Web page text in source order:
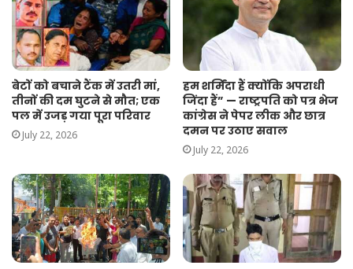
बेटों को बचाने टैंक में उतरी मां,
तीनों की दम घुटने से मौत; एक
पल में उजड़ गया पूरा परिवार
July 22, 2026
हम शर्मिंदा हैं क्योंकि अपराधी
जिंदा हैं” — राष्ट्रपति को पत्र भेज
कांग्रेस ने पेपर लीक और छात्र
दमन पर उठाए सवाल
July 22, 2026